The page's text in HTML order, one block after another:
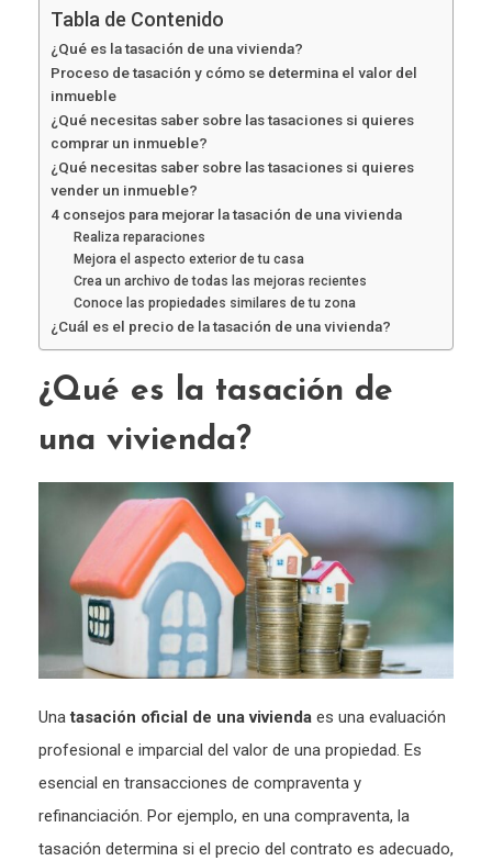
Tabla de Contenido
¿Qué es la tasación de una vivienda?
Proceso de tasación y cómo se determina el valor del
inmueble
¿Qué necesitas saber sobre las tasaciones si quieres
comprar un inmueble?
¿Qué necesitas saber sobre las tasaciones si quieres
vender un inmueble?
4 consejos para mejorar la tasación de una vivienda
Realiza reparaciones
Mejora el aspecto exterior de tu casa
Crea un archivo de todas las mejoras recientes
Conoce las propiedades similares de tu zona
¿Cuál es el precio de la tasación de una vivienda?
¿Qué es la tasación de
una vivienda?
Unatasación oficial de una vivienda es una evaluación
profesional e imparcial del valor de una propiedad. Es
esencial en transacciones de compraventa y
refinanciación. Por ejemplo, en una compraventa, la
tasación determina si el precio del contrato es adecuado,